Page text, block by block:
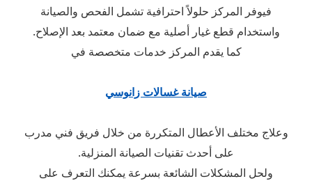
فيوفر المركز حلولاً احترافية تشمل الفحص والصيانة
واستخدام قطع غيار أصلية مع ضمان معتمد بعد الإصلاح.
كما يقدم المركز خدمات متخصصة في
صيانة غسالات زانوسي
وعلاج مختلف الأعطال المتكررة من خلال فريق فني مدرب
على أحدث تقنيات الصيانة المنزلية.
ولحل المشكلات الشائعة بسرعة يمكنك التعرف على